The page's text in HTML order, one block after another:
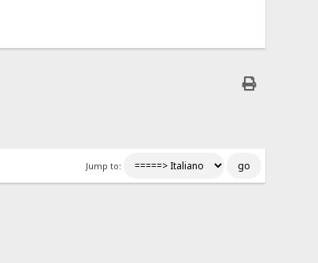
Jump to: